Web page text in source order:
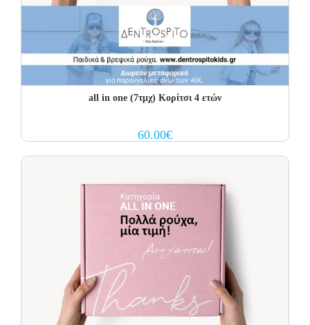
all in one (7τμχ) Κορίτσι 4 ετών
60.00€